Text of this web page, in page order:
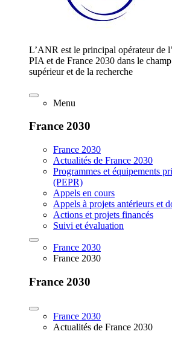
L’ANR est le principal opérateur de
PIA et de France 2030 dans le
supérieur et de la recherche
Menu
France 2030
France 2030
Actualités de France 2030
Programmes et équipements
(PEPR)
Appels en cours
Appels à projets antérieurs et
Actions et projets financés
Suivi et évaluation
France 2030
France 2030
France 2030
France 2030
Actualités de France 2030